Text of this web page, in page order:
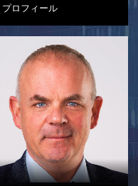
プロフィール